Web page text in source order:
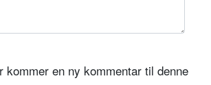
kommer en ny kommentar til denne